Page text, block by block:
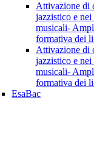
Attivazione di
jazzistico e
musicali-
formativa dei
Attivazione di
jazzistico e
musicali-
formativa dei
EsaBac